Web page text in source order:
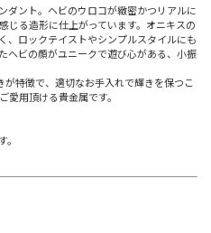
ダント。ヘビのウロコが緻密かつリアルに
じる造形に仕上がっています。オニキスの
、ロックテイストやシンプルスタイルにも
ヘビの顔がユニークで遊び心がある、小振
特徴で、適切なお手入れで輝きを保つこ
愛用頂ける貴金属です。